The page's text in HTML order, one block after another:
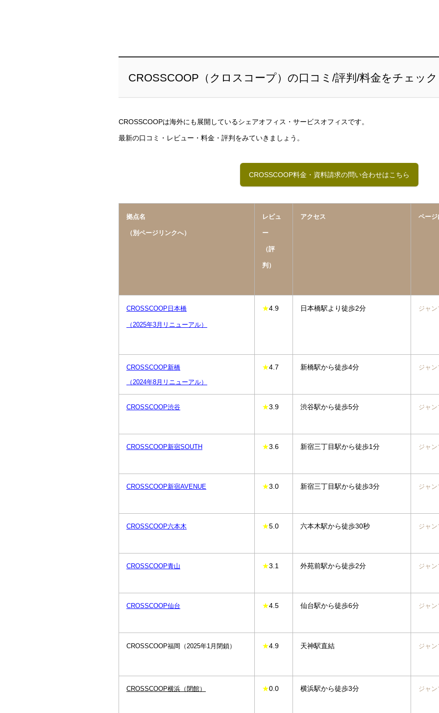
CROSSCOOP（クロスコープ）の口コミ/評判/料金をチェック
CROSSCOOPは海外にも展開しているシェアオフィス・サービスオフィスです。
最新の口コミ・レビュー・料金・評判をみていき
CROSSCOOP料金・資料請求の問い合わせはこちら
拠点名
（別ページリンクへ）
レビュ
ー
（評
判）
アクセス ページ
CROSSCOOP日本橋
（2025年3月リニューアル）
★4.9 日本橋駅より徒歩2分 ジャン
CROSSCOOP新橋
（2024年8月リニューアル）
★4.7 新橋駅から徒歩4分 ジャン
CROSSCOOP渋谷 ★3.9 渋谷駅から徒歩5分 ジャン
CROSSCOOP新宿SOUTH ★3.6 新宿三丁目駅から徒歩1分 ジャン
CROSSCOOP新宿AVENUE ★3.0 新宿三丁目駅から徒歩3分 ジャン
CROSSCOOP六本木 ★5.0 六本木駅から徒歩30秒 ジャン
CROSSCOOP青山 ★3.1 外苑前駅から徒歩2分 ジャン
CROSSCOOP仙台 ★4.5 仙台駅から徒歩6分 ジャン
CROSSCOOP福岡（2025年1月閉鎖） ★4.9 天神駅直結 ジャン
CROSSCOOP横浜（閉館） ★0.0 横浜駅から徒歩3分 ジャン